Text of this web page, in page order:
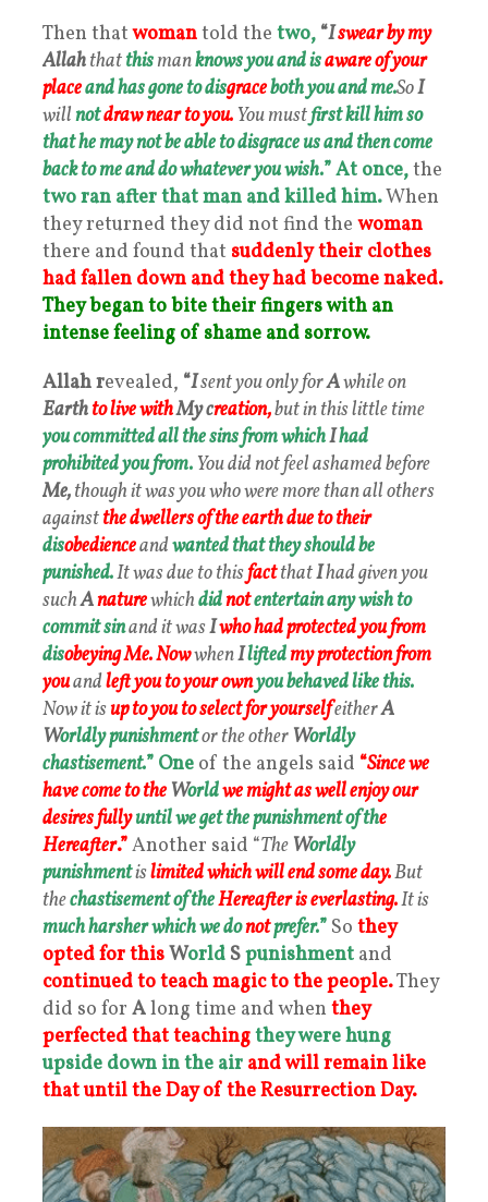
Then thatwomantold the two, “Iswear by my
Allahthatthismanknows you and isaware of your
placeand has gone to disgraceboth you and me.SoI
willnotdraw near to you. You mustfirst kill him so
that he may not be able to disgrace us and then come
back to me and do whatever you wish.”At once,the
tworan after that man and killed him.When
they returned they did not find the woman
there and found that suddenlytheir clothes
had fallen down and they had become naked.
They began to bite their fingers with an
intense feeling of shame and sorrow.
Allah revealed, “Isent you only forAwhile on
Earthto live withMy creation,but in this little time
you committed all the sins from whichIhad
prohibited you from. You did not feel ashamed before
Me,though it was you who were more than all others
againstthe dwellers of the earth due to their
disobedienceandwanted that they should be
punished.It was due to thisfactthatIhad given you
suchAnaturewhichdidnotentertain any wish to
commit sinand it wasIwho had protected you from
disobeying Me.NowwhenIliftedmy protection from
youandleft you to your ownyou behaved like this.
Now it isup to you to select for yourselfeitherA
Worldlypunishmentor the other Worldly
chastisement.” One of the angels said “Since we
have come to the Worldwe might as well enjoy our
desires fullyuntil we get the punishment of the
Hereafter.”Another said “The Worldly
punishmentislimited which will end some day.But
thechastisement of theHereafter is everlasting.It is
much harsher which we donotprefer.” So they
opted for thisWorld Spunishment and
continued to teach magic to the people.They
did so for Along time and when they
perfected that teachingthey were hung
upside down in the air and will remain like
that until the Day of the Resurrection Day.